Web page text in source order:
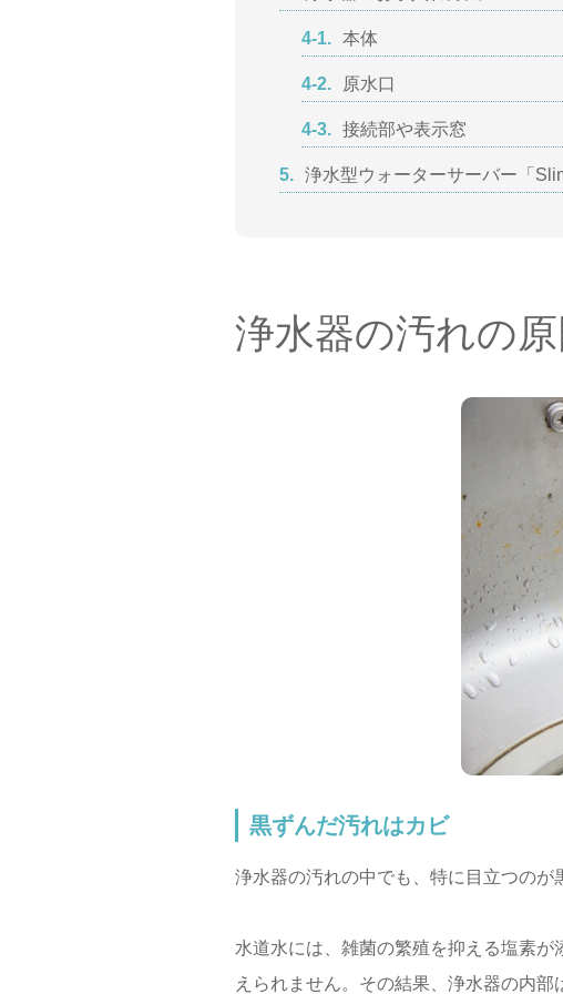
4-1. 本体
4-2. 原水口
4-3. 接続部や表示窓
5. 浄水型ウォーターサーバー「
浄水器の汚れの原
黒ずんだ汚れはカビ
浄水器の汚れの中でも、特に目立つのが
水道水には、雑菌の繁殖を抑える塩素
えられません。その結果、浄水器の内